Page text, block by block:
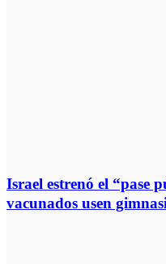
Israel estrenó el “pase
vacunados usen